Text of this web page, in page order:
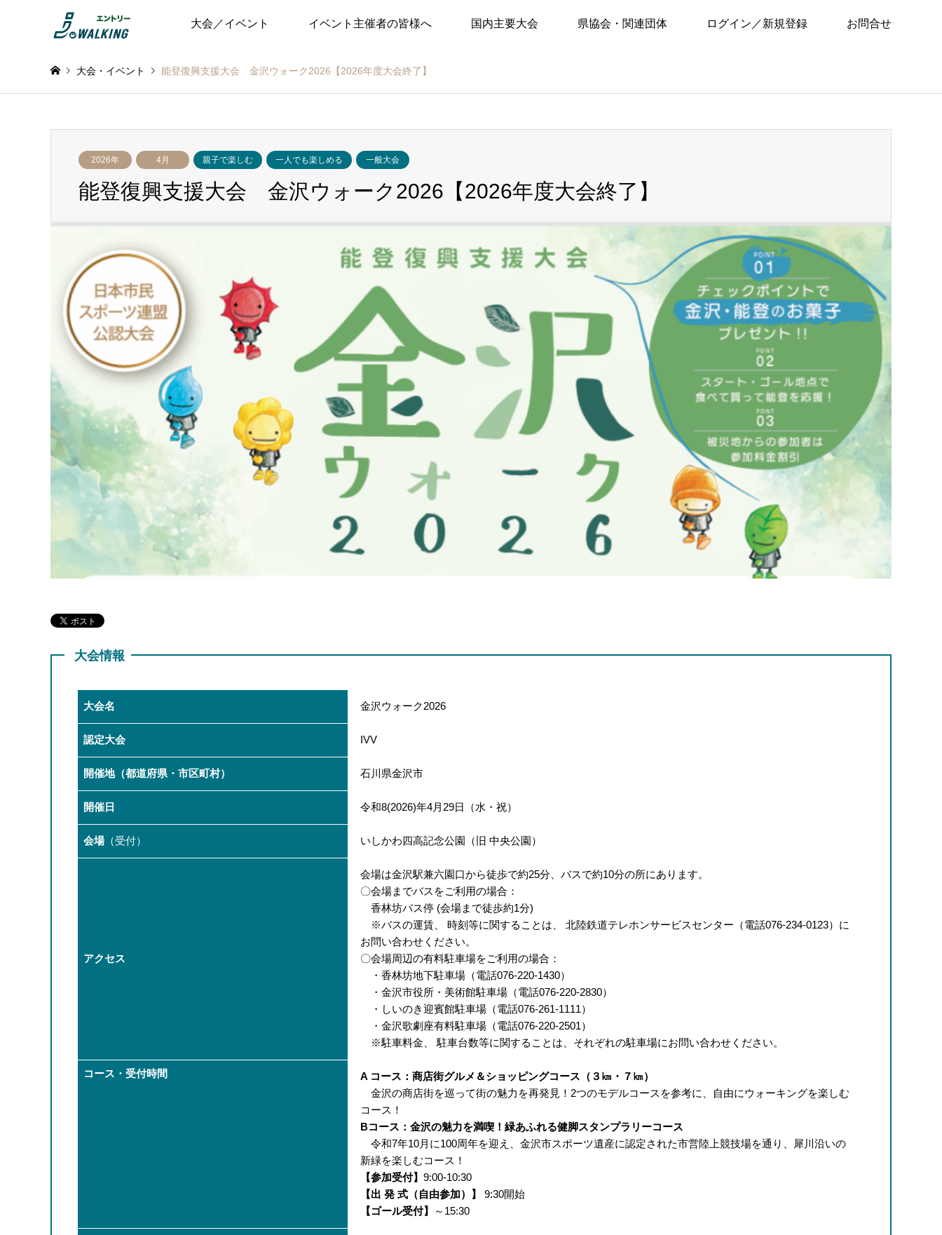
大会／イベント イベント主催者の皆様へ 国内主要大会 県協会・関連団体 ログイン／新規登録 お問合せ
大会・イベント 能登復興支援大会 金沢ウォーク2026【2026年度大会終了】
2026年 4月 親子で楽しむ 一人でも楽しめる 一般大会
能登復興支援大会 金沢ウォーク2026【2026年度大会終了】
大会情報
大会名 金沢ウォーク2026
認定大会 IVV
開催地（都道府県・市区町村） 石川県金沢市
開催日 令和8(2026)年4月29日（水・祝）
会場（受付） いしかわ四高記念公園（旧 中央公園）
アクセス
会場は金沢駅兼六園口から徒歩で約25分、バスで約10分の所にあります。
〇会場までバスをご利用の場合：
香林坊バス停 (会場まで徒歩約1分)
※バスの運賃、 時刻等に関することは、 北陸鉄道テレホンサービスセンター（電話076-234-0123）に
お問い合わせください。
〇会場周辺の有料駐車場をご利用の場合：
・香林坊地下駐車場（電話076-220-1430）
・金沢市役所・美術館駐車場（電話076-220-2830）
・しいのき迎賓館駐車場（電話076-261-1111）
・金沢歌劇座有料駐車場（電話076-220-2501）
※駐車料金、 駐車台数等に関することは、それぞれの駐車場にお問い合わせください。
コース・受付時間
A コース：商店街グルメ＆ショッピングコース（３㎞・７㎞）
金沢の商店街を巡って街の魅力を再発見！2つのモデルコースを参考に、自由にウォーキングを楽しむ
コース！
Bコース：金沢の魅力を満喫！緑あふれる健脚スタンプラリーコース
令和7年10月に100周年を迎え、金沢市スポーツ遺産に認定された市営陸上競技場を通り、犀川沿いの
新緑を楽しむコース！
【参加受付】 9:00-10:30
【出 発 式（自由参加）】
9:30開始
【ゴール受付】
～15:30